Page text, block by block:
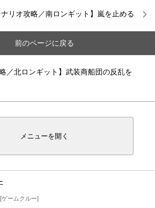
ナリオ攻略／南ロンギット】嵐を止める
前のページに戻る
／北ロンギット】武装商船団の反乱を
メニューを開く
ームクルー]